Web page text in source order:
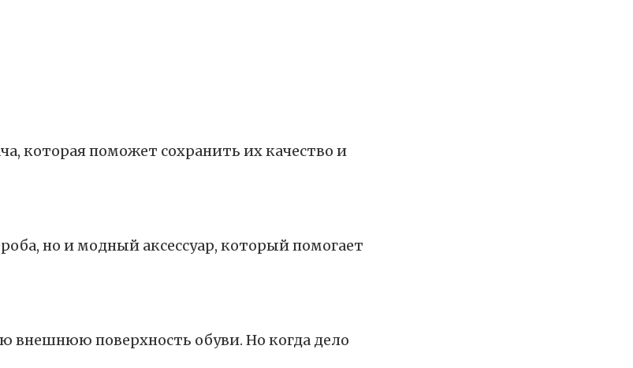
которая поможет сохранить их качество и
но и модный аксессуар, который помогает
внешнюю поверхность обуви. Но когда дело